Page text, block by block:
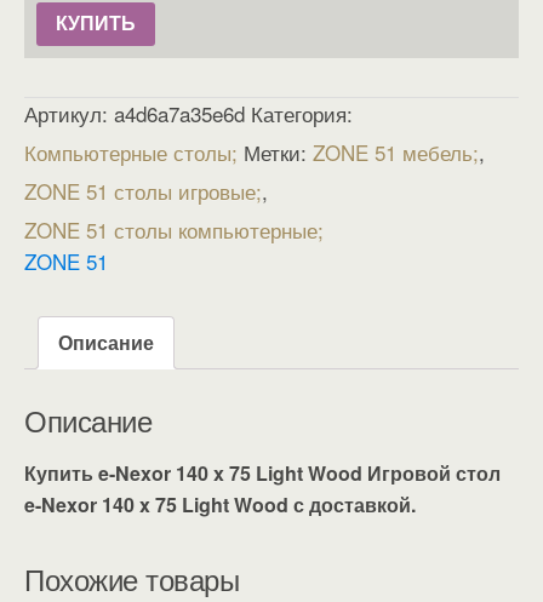
КУПИТЬ
Артикул: a4d6a7a35e6d Категория:
Компьютерные столы Метки: ZONE 51 мебель ,
ZONE 51 столы игровые ,
ZONE 51 столы компьютерные
ZONE 51
Описание
Описание
Купить e-Nexor 140 x 75 Light Wood Игровой стол
e-Nexor 140 x 75 Light Wood с доставкой.
Похожие товары